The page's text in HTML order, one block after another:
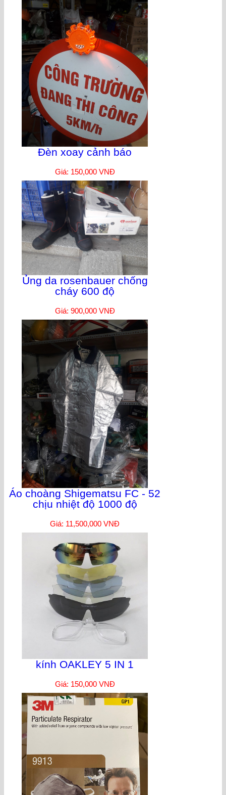
Đèn xoay cảnh báo
Giá: 150,000 VNĐ
Ủng da rosenbauer chống
cháy 600 độ
Giá: 900,000 VNĐ
Áo choàng Shigematsu FC - 52
chịu nhiệt độ 1000 độ
Giá: 11,500,000 VNĐ
kính OAKLEY 5 IN 1
Giá: 150,000 VNĐ